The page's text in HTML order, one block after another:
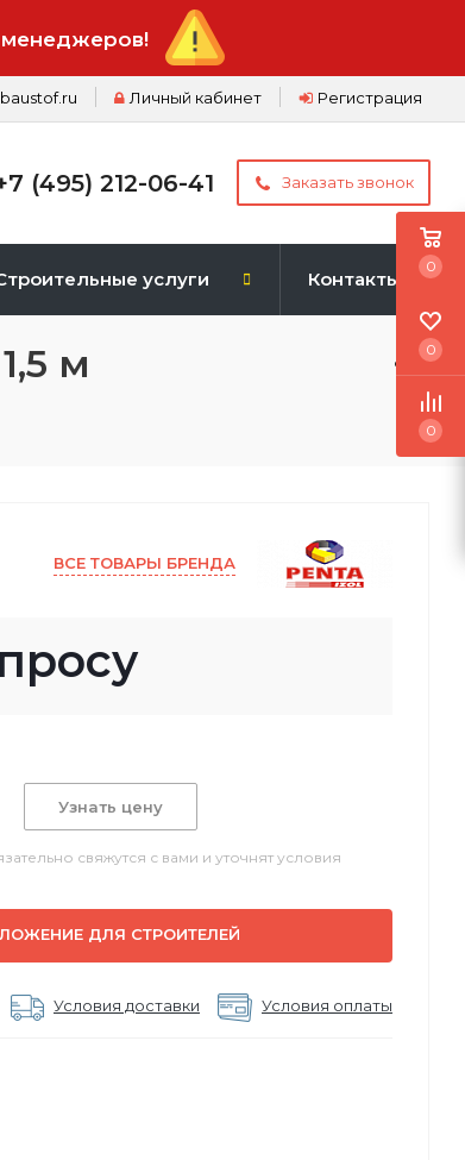
менеджеров!
Регистрация
Личный кабинет
(495) 212-06-41 Заказать звонок
услуги Контакты
м
ВСЕ ТОВАРЫ БРЕНДА
Узнать цену
свяжутся с вами и уточнят условия
ДЛЯ СТРОИТЕЛЕЙ
Условия доставки Условия оплаты
0
0
0